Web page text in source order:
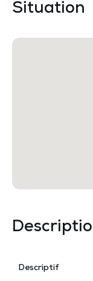
Situation
Descriptif